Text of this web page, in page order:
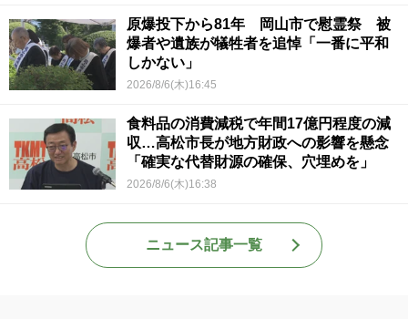
原爆投下から81年 岡山市で慰霊祭 被
爆者や遺族が犠牲者を追悼「一番に平和
しかない」
2026/8/6(木)16:45
食料品の消費減税で年間17億円程度の減
収…高松市長が地方財政への影響を懸念
「確実な代替財源の確保、穴埋めを」
2026/8/6(木)16:38
ニュース記事一覧